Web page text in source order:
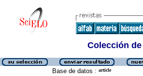
Colección
Base de datos : article